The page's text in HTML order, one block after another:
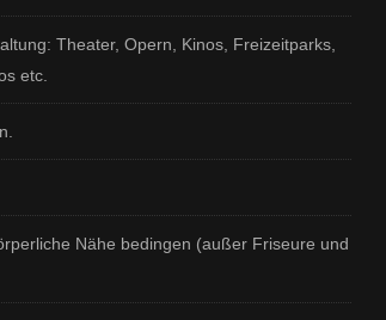
Theater, Opern, Kinos, Freizeitparks,
etc.
Nähe bedingen (außer Friseure und